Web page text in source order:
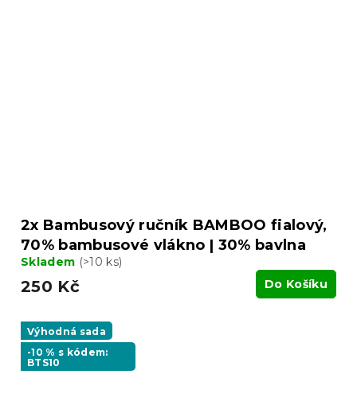
2x Bambusový ručník BAMBOO fialový,
70% bambusové vlákno | 30% bavlna
Skladem (>10 ks)
250 Kč Do Košíku
Výhodná sada
-10 % s kódem:
BTS10